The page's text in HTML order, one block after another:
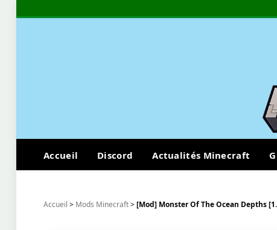
Accueil Discord Actualités Minecraft
Accueil > Mods Minecraft>[Mod] Monster Of The Ocean Depths